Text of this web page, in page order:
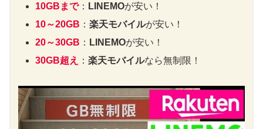
10GBまで： LINEMOが安い！
10～20GB ： 楽天モバイルが安い！
20～30GB ： LINEMOが安い！
30GB超え
： 楽天モバイルなら無制限！